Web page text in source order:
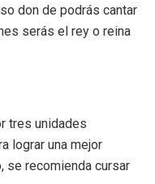
don de podrás cantar
serás el rey o reina
tres unidades
lograr una mejor
se recomienda cursar